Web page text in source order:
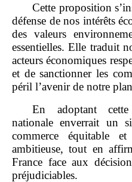
Cette proposition
défense de nos intérêts
des valeurs
essentielles. Elle traduit
acteurs économiques
et de sanctionner les
péril l’avenir de notre
En adoptant cette
nationale enverrait un
commerce équitable
ambitieuse, tout en
France face aux
préjudiciables.